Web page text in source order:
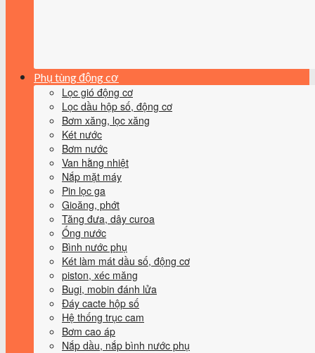
Phụ tùng động cơ
Lọc gió động cơ
Lọc dầu hộp số, động cơ
Bơm xăng, lọc xăng
Két nước
Bơm nước
Van hằng nhiệt
Nắp mặt máy
Pin lọc ga
Gioăng, phớt
Tăng đưa, dây curoa
Ống nước
Bình nước phụ
Két làm mát dầu số, động cơ
piston, xéc măng
Bugi, mobin đánh lửa
Đáy cacte hộp số
Hệ thống trục cam
Bơm cao áp
Nắp dầu, nắp bình nước phụ